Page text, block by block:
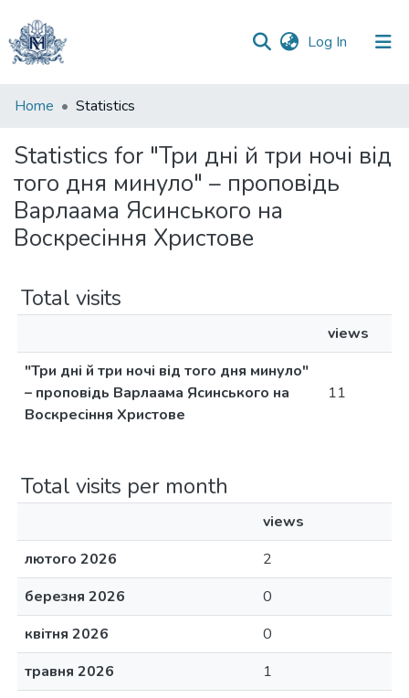
Log In (current)
Communities
Collections
All of DSpace
Home Statistics
Statistics for "Три дні й три ночі від
того дня минуло" – проповідь
Варлаама Ясинського на
Воскресіння Христове
Total visits
views
"Три дні й три ночі від того дня минуло"
– проповідь Варлаама Ясинського на
Воскресіння Христове
11
Total visits per month
views
лютого 2026
2
березня 2026
0
квітня 2026
0
травня 2026
1